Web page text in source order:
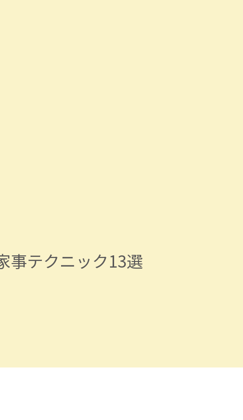
事テクニック13選